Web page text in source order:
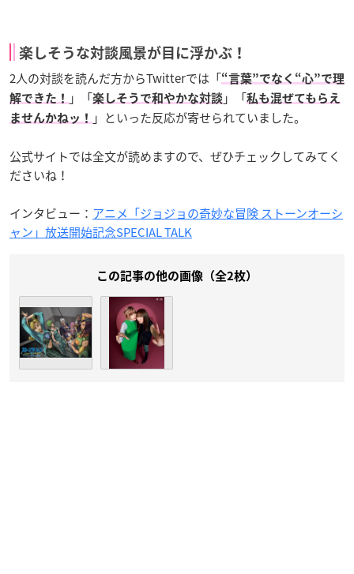
楽しそうな対談風景が目に浮かぶ！
2人の対談を読んだ方からTwitterでは「“言葉”でなく“心”で理
解できた！
」「楽しそうで和やかな対談 」「私も混ぜてもらえ
ませんかねッ！
」といった反応が寄せられていました。
公式サイトでは全文が読めますので、ぜひチェックしてみてく
ださいね！
インタビュー： アニメ「ジョジョの奇妙な冒険 ストーンオーシ
ャン」放送開始記念SPECIAL TALK
この記事の他の画像（全2枚）